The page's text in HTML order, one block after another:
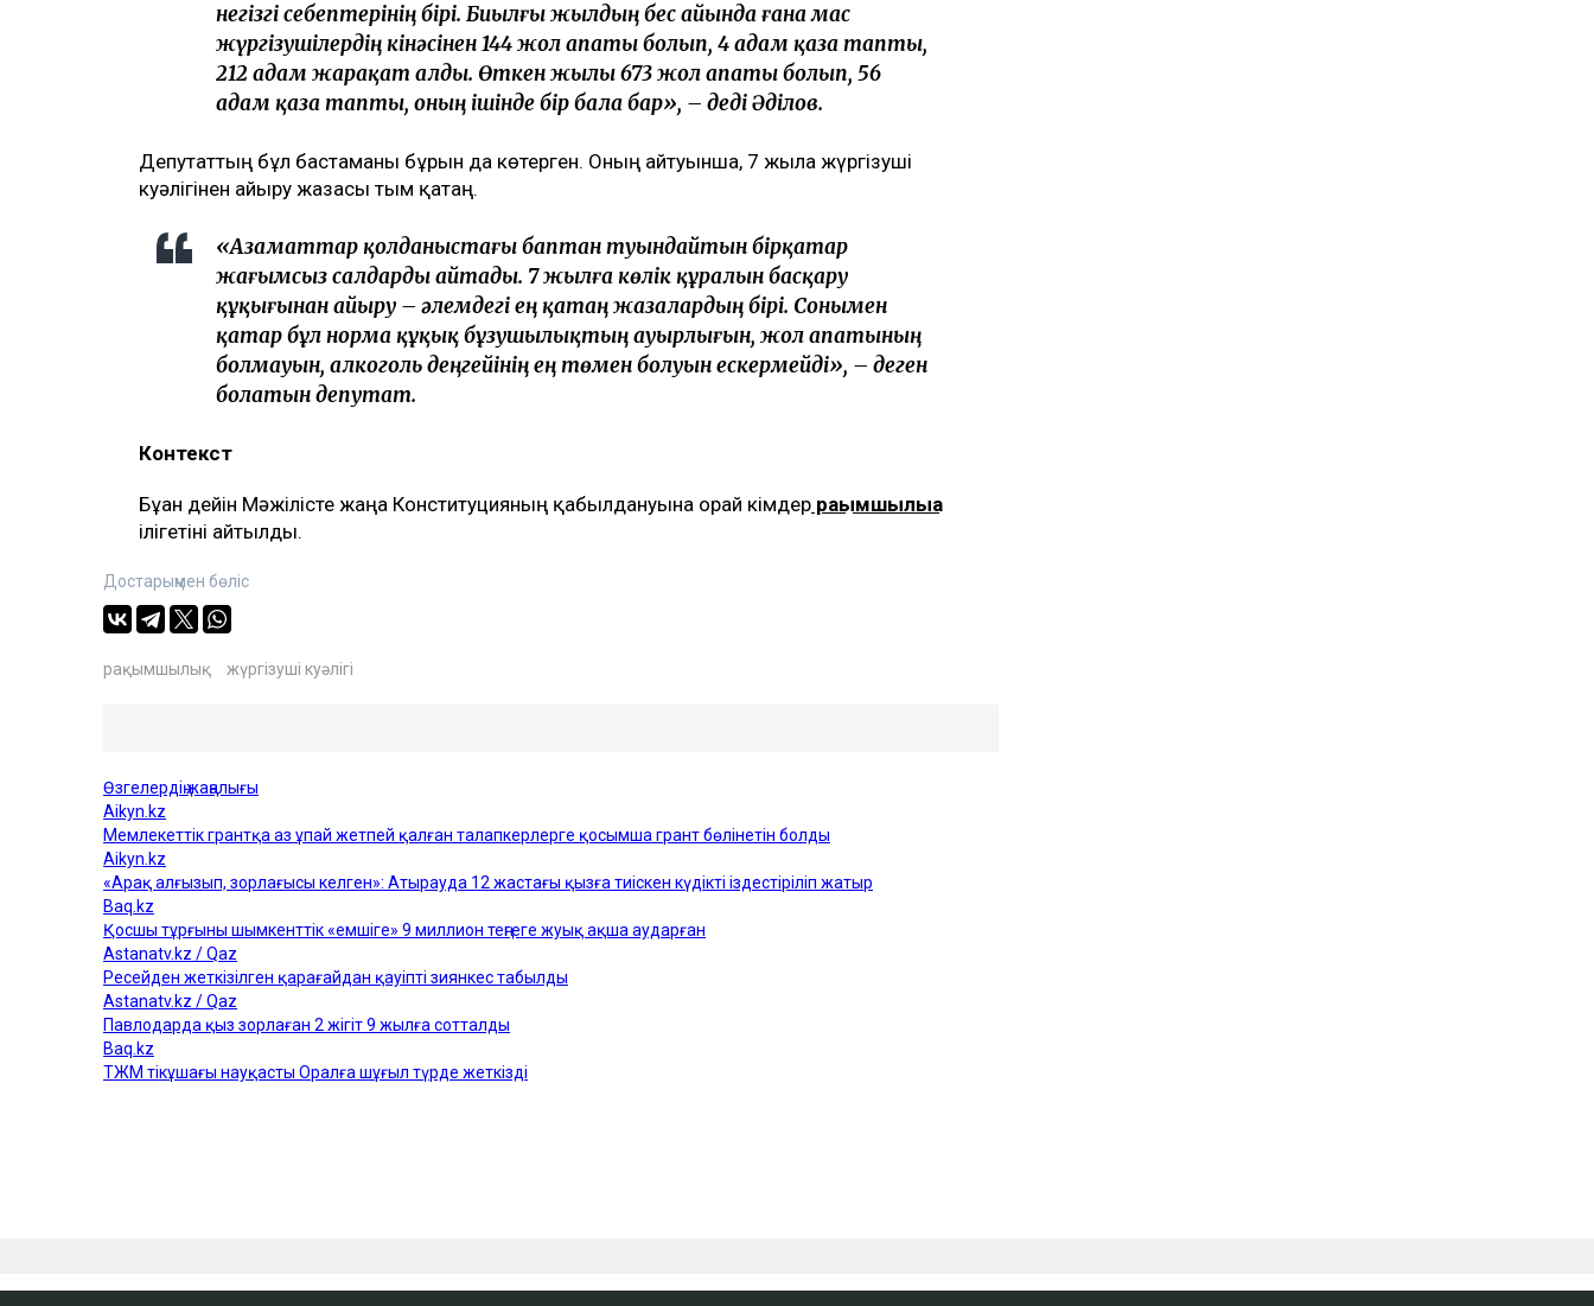
негізгі себептерінің бірі. Биылғы жылдың бес айында ғана мас
жүргізушілердің кінәсінен 144 жол апаты болып, 4 адам қаза тапты,
212 адам жарақат алды. Өткен жылы 673 жол апаты болып, 56
адам қаза тапты, оның ішінде бір бала бар», – деді Әділов.
Депутаттың бұл бастаманы бұрын да көтерген. Оның айтуынша, 7 жылға жүргізуші
куәлігінен айыру жазасы тым қатаң.
«Азаматтар қолданыстағы баптан туындайтын бірқатар
жағымсыз салдарды айтады. 7 жылға көлік құралын басқару
құқығынан айыру – әлемдегі ең қатаң жазалардың бірі. Сонымен
қатар бұл норма құқық бұзушылықтың ауырлығын, жол апатының
болмауын, алкоголь деңгейінің ең төмен болуын ескермейді», – деген
болатын депутат.
Контекст
Бұған дейін Мәжілісте жаңа Конституцияның қабылдануына орай кімдер рақымшылыққа
ілігетіні айтылды.
Достарыңмен бөліс
рақымшылық жүргізуші куәлігі